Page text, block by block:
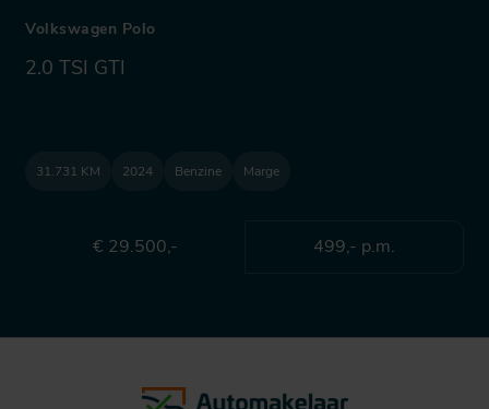
Volkswagen Polo
2.0 TSI GTI
31.731 KM 2024 Benzine Marge
€ 29.500,- 499,- p.m.